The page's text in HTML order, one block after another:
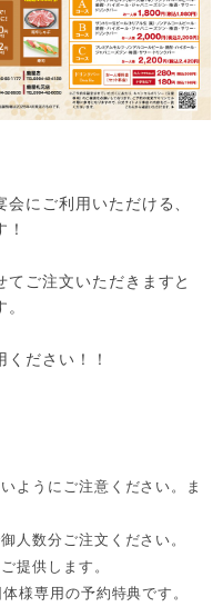
にご利用いただける、
ご注文いただきますと
ださい！！
ようにご注意ください。ま
人数分ご注文ください。
提供します。
様専用の予約特典です。